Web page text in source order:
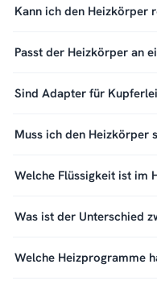
Kann ich den Heizkörper
Passt der Heizkörper an
Sind Adapter für
Muss ich den Heizkörper
Welche Flüssigkeit ist im
Was ist der Unterschied
Welche Heizprogramme